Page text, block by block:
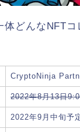
体どんなNFT
CryptoNinja
2022年8月13日
2022年9月中旬予